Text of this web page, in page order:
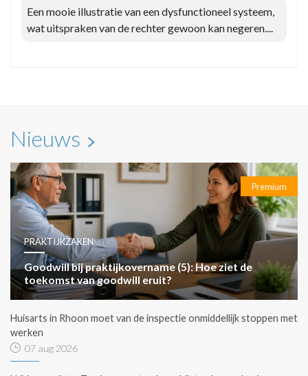
Een mooie illustratie van een dysfunctioneel systeem,
wat uitspraken van de rechter gewoon kan negeren....
Nieuws
Premium
PRAKTIJKZAKEN
Goodwill bij praktijkovername (5): Hoe ziet de
toekomst van goodwill eruit?
Huisarts in Rhoon moet van de inspectie onmiddellijk stoppen met
werken
07 aug 2026